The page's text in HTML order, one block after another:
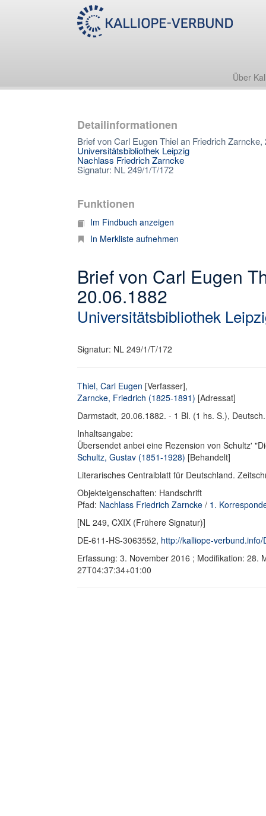
Über
Detailinformationen
Brief von Carl Eugen Thiel an Friedrich Zarncke,
Universitätsbibliothek Leipzig
Nachlass Friedrich Zarncke
Signatur: NL 249/1/T/172
Funktionen
Im Findbuch anzeigen
In Merkliste aufnehmen
Brief von Carl Eugen
20.06.1882
Universitätsbibliothek
Signatur: NL 249/1/T/172
Thiel, Carl Eugen [Verfasser],
Zarncke, Friedrich (1825-1891) [Adressat]
Darmstadt, 20.06.1882. - 1 Bl. (1 hs. S.),
Inhaltsangabe:
Übersendet anbei eine Rezension von Schultz'
Schultz, Gustav (1851-1928) [Behandelt]
Literarisches Centralblatt für Deutschland.
Objekteigenschaften: Handschrift
Pfad: Nachlass Friedrich Zarncke / 1.
[NL 249, CXIX (Frühere Signatur)]
DE-611-HS-3063552, http://kalliope-
Erfassung: 3. November 2016 ; Modifikation: 28.
27T04:37:34+01:00